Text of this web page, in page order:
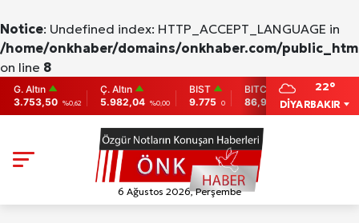
Notice: Undefined index: HTTP_ACCEPT_LANGUAGE in
/home/onkhaber/domains/onkhaber.com/
on line 8
%0,62
Ç. Altın
5.982,04 %0,00
BIST
9.775
0
BITCOIN
86,956.742
-0.31
2,007.26
DİYARBAKIR
22°
6 Ağustos 2026, Perşembe